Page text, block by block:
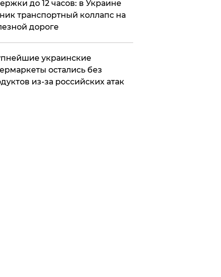
до 12 часов: в Украине
транспортный коллапс на
дороге
украинские
остались без
из-за российских атак